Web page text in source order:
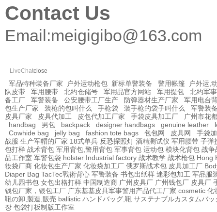
Contact Us
Email:meigigibo@163.com
LiveChatclose
军品特种装备厂家 户外运动枪包 新标单警装备 警用帐篷
户外运,
队皮带
军用腰带 北约仓储号 军用品官方网站 军用提包
北约军
备工厂
军警装备 公安腰带工厂生产 防弹器材生产厂家
军用电台
包生产厂家
装枪的包叫什么 手枪袋 装手枪的袋子叫什么
军警装
皮具厂家
皮具代加工 皮包代加工厂家 手袋皮具加工厂
广州市花
handbag
男包 backpack designer handbags genuine leather
Cowhide bag
jelly bag fashion tote bags 包包网 皮具网
手袋
战服 生产军帽的厂家 18式单兵 反恐探照灯 酒精测试仪 军用腰带 子弹
包打样 战术背包 军用背包,警用背包 军事背包 运动包 模块化背包 战争
品工作室 军警包袋 holster Industrial factory 战术教学 战术枪包 Hong
妆袋厂商 化妆包生产厂家 化妆袋加工厂 俄罗斯战术包 皮具加工厂
Diaper Bag TacTec戰術背心 军警装备 书包出纸样 迷彩包加工 军品服
幼儿园书包 女包出格打样 中国制造商 广州皮具厂 广州钱包厂 皮具厂
钱包厂家，银包工厂 广东基基皮具军事警用产品代工厂家 cosmetic 化
鞄の卸,製造,販売 ballistic ハンドバッグ,鞄 サステナブルカスタムバッ
장 包袋打板制版工作室